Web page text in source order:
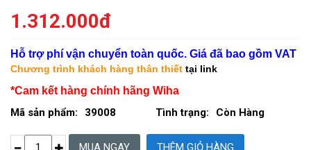
1.312.000đ
Hỗ trợ phí vận chuyển toàn quốc. Giá đã bao gồm VAT
Chương trình khách hàng thân thiết tại link
*Cam kết hàng chính hãng Wiha
Mã sản phẩm: 39008 Tình trạng: Còn Hàng